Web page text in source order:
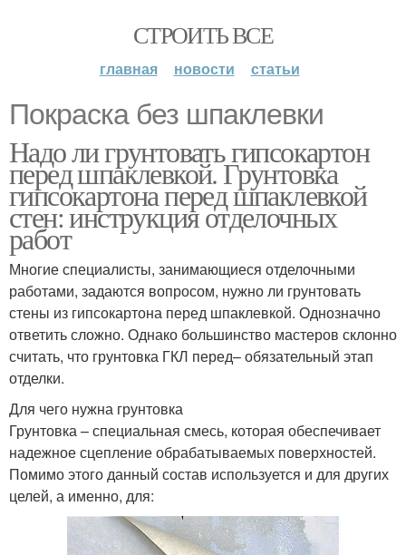
СТРОИТЬ ВСЕ
главная новости статьи
Покраска без шпаклевки
Надо ли грунтовать гипсокартон
перед шпаклевкой. Грунтовка
гипсокартона перед шпаклевкой
стен: инструкция отделочных
работ
Многие специалисты, занимающиеся отделочными
работами, задаются вопросом, нужно ли грунтовать
стены из гипсокартона перед шпаклевкой. Однозначно
ответить сложно. Однако большинство мастеров склонно
считать, что грунтовка ГКЛ перед– обязательный этап
отделки.
Для чего нужна грунтовка
Грунтовка – специальная смесь, которая обеспечивает
надежное сцепление обрабатываемых поверхностей.
Помимо этого данный состав используется и для других
целей, а именно, для: